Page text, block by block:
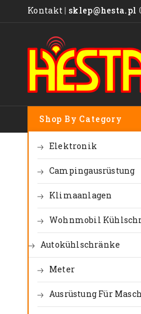
Kontakt| sklep@hesta.pl
Shop By Category
Elektronik
Campingausrüstung
Klimaanlagen
Wohnmobil
Autokühlschränke
Meter
Ausrüstung Für